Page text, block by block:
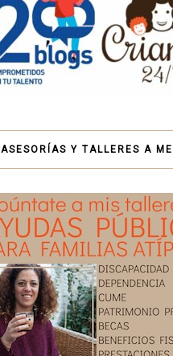
ASESORÍAS Y TALLERES A